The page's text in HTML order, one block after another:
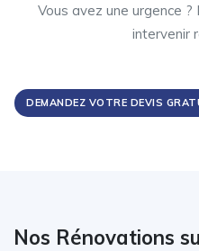
Vous avez une urgence ?
intervenir
DEMANDEZ VOTRE DEVIS
Nos Rénovations